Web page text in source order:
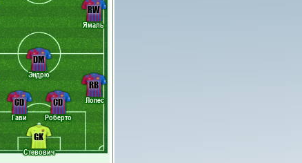
Стевович
Гави
Роберто
Лопес
Эндрю
Ямаль
GK
CD
CD
RB
DM
RW